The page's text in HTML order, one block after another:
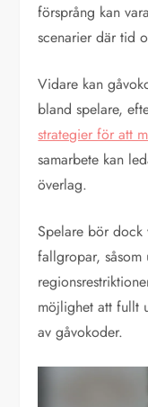
försprång kan
scenarier där tid
Vidare kan
bland spelare,
strategier för att
samarbete kan
överlag.
Spelare bör dock
fallgropar,
möjlighet att fullt
av gåvokoder.